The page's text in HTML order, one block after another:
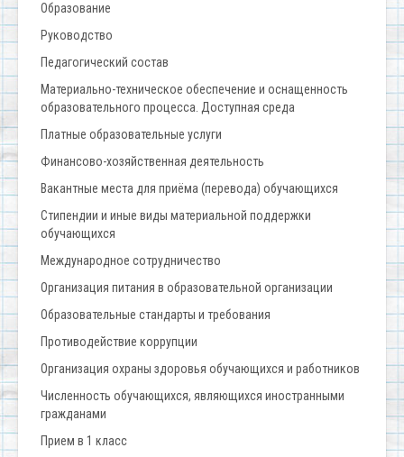
Образование
Руководство
Педагогический состав
Материально-техническое обеспечение и оснащенность
образовательного процесса. Доступная среда
Платные образовательные услуги
Финансово-хозяйственная деятельность
Вакантные места для приёма (перевода) обучающихся
Стипендии и иные виды материальной поддержки
обучающихся
Международное сотрудничество
Организация питания в образовательной организации
Образовательные стандарты и требования
Противодействие коррупции
Организация охраны здоровья обучающихся и работников
Численность обучающихся, являющихся иностранными
гражданами
Прием в 1 класс